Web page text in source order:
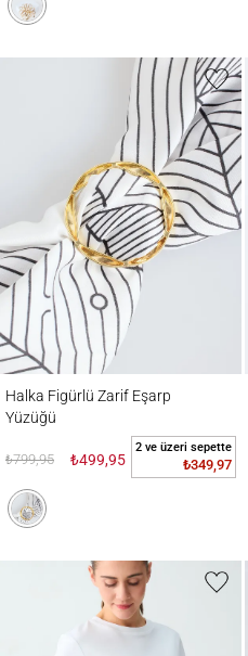
Halka Figürlü Zarif Eşarp
Yüzüğü
₺799,95 ₺499,95
2 ve üzeri sepette
₺349,97